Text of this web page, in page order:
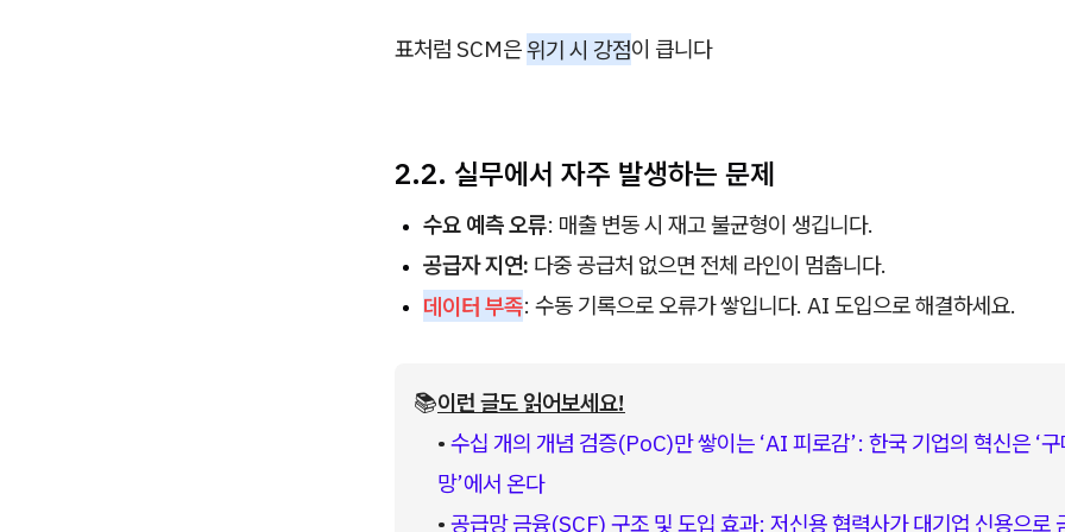
표처럼 SCM은위기 시 강점이 큽니다
2.2. 실무에서 자주 발생하는 문제
수요 예측 오류: 매출 변동 시 재고 불균형이 생깁니다.
공급자 지연: 다중 공급처 없으면 전체 라인이 멈춥니다.
데이터 부족: 수동 기록으로 오류가 쌓입니다. AI 도입으로 해결하세요.
📚이런 글도 읽어보세요!
• 수십 개의 개념 검증(PoC)만 쌓이는 ‘AI 피로감’: 한국 기업의 혁신은 ‘구
망’에서 온다
• 공급망 금융(SCF) 구조 및 도입 효과: 저신용 협력사가 대기업 신용으로